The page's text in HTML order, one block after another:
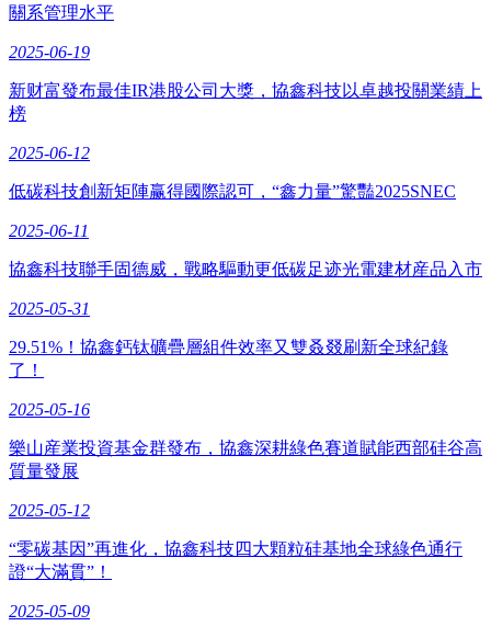
關系管理水平
2025-06-19
新财富發布最佳IR港股公司大獎，協鑫科技以卓越投關業績上
榜
2025-06-12
低碳科技創新矩陣赢得國際認可，“鑫力量”驚豔2025SNEC
2025-06-11
協鑫科技聯手固德威，戰略驅動更低碳足迹光電建材産品入市
2025-05-31
29.51%！協鑫鈣钛礦疊層組件效率又雙叒叕刷新全球紀錄
了！
2025-05-16
樂山産業投資基金群發布，協鑫深耕綠色賽道賦能西部硅谷高
質量發展
2025-05-12
“零碳基因”再進化，協鑫科技四大顆粒硅基地全球綠色通行
證“大滿貫”！
2025-05-09